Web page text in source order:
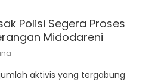
Polisi Segera Proses
Midodareni
aktivis yang tergabung